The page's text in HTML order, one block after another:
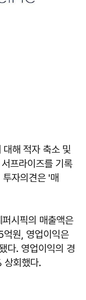
해 적자 축소 및
프라이즈를 기록
자의견은 '매
시픽의 매출액은
원, 영업이익은
다. 영업이익의 경
회했다.